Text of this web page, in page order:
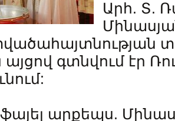
Արհ. Տ.
գտնվում էր
արքեպս.